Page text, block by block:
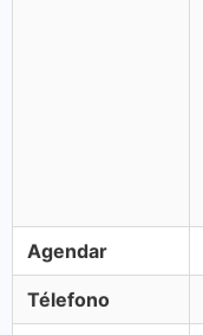
Agendar
Télefono